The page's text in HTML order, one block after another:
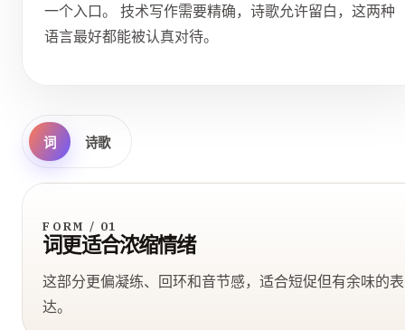
一个入口。 技术写作需要精确，诗歌允许留白，这两种
语言最好都能被认真对待。
词 诗歌
FORM / 01
词更适合浓缩情绪
这部分更偏凝练、回环和音节感，适合短促但有余味的表
达。